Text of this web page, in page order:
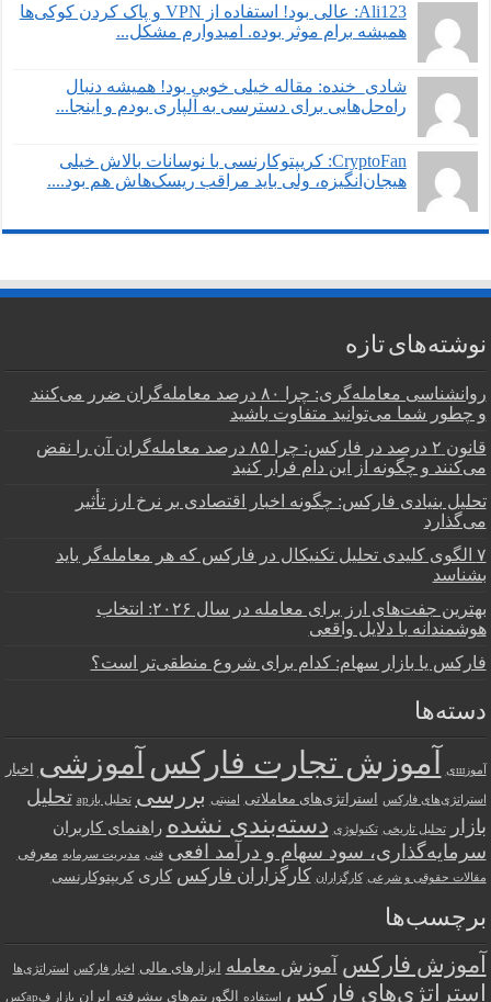
Ali123: عالی بود! استفاده از VPN و پاک کردن کوکی‌ها
همیشه برام موثر بوده. امیدوارم مشکل...
شادی_خنده: مقاله خیلی خوبی بود! همیشه دنبال
راه‌حل‌هایی برای دسترسی به آلپاری بودم و اینجا...
CryptoFan: کریپتوکارنسی با نوسانات بالاش خیلی
هیجان‌انگیزه، ولی باید مراقب ریسک‌هاش هم بود....
نوشته‌های تازه
روانشناسی معامله‌گری: چرا ۸۰ درصد معامله‌گران ضرر می‌کنند
و چطور شما می‌توانید متفاوت باشید
قانون ۲ درصد در فارکس: چرا ۸۵ درصد معامله‌گران آن را نقض
می‌کنند و چگونه از این دام فرار کنید
تحلیل بنیادی فارکس: چگونه اخبار اقتصادی بر نرخ ارز تأثیر
می‌گذارد
۷ الگوی کلیدی تحلیل تکنیکال در فارکس که هر معامله‌گر باید
بشناسد
بهترین جفت‌های ارز برای معامله در سال ۲۰۲۶: انتخاب
هوشمندانه با دلایل واقعی
فارکس یا بازار سهام: کدام برای شروع منطقی‌تر است؟
دسته‌ها
آموزшی آموزش تجارت فارکس آموزشی اخبار
استراتژی‌های فارکس استراتژی‌های معاملاتی امنیتی بررسی تحلیل بازар
تحلیل
بازار
تحلیل تاریخی تکنولوژی دسته‌بندی نشده راهنمای کاربران
سرمایه‌گذاری، سود سهام و درآمد افعی فنی مدیریت سرمایه معرفی
مقالات حقوقی و شرعی کارگزاران کارگزاران فارکس کاری کریپتوکارنسی
برچسب‌ها
آموزش فارکس آموزش معامله ابزارهای مالی اخبار فارکس استراتژی‌ها
استراتژی‌های فارکس استفاده الگوریتم‌های پیشرفته ایران بازار فарکس